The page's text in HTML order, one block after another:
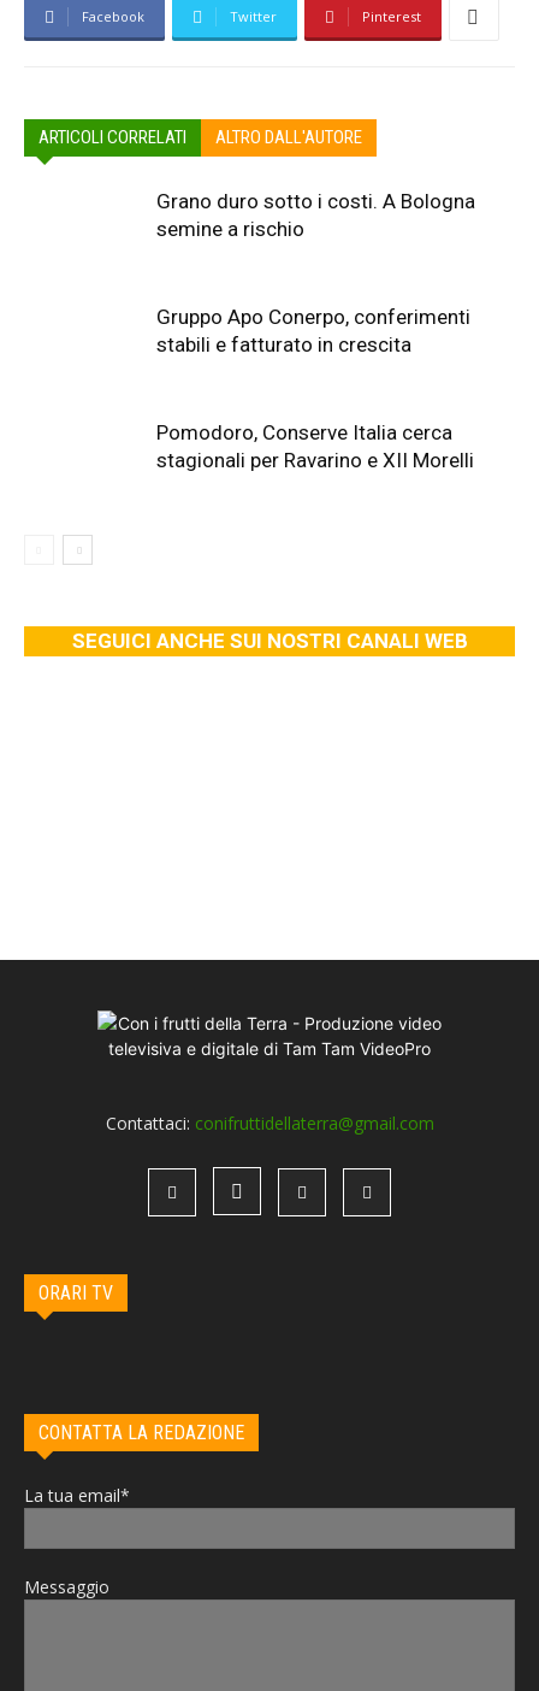
Facebook Twitter Pinterest
ARTICOLI CORRELATI ALTRO DALL'AUTORE
Grano duro sotto i costi. A Bologna
semine a rischio
Gruppo Apo Conerpo, conferimenti
stabili e fatturato in crescita
Pomodoro, Conserve Italia cerca
stagionali per Ravarino e XII Morelli
SEGUICI ANCHE SUI NOSTRI CANALI WEB
Contattaci: conifruttidellaterra@gmail.com
ORARI TV
CONTATTA LA REDAZIONE
La tua email*
Messaggio